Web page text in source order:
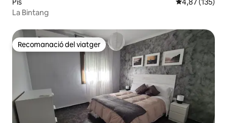
La Bintang
Recomanació del viatger
Recomanació del viatger